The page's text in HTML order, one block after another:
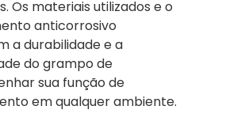
Os materiais utilizados e o
anticorrosivo
a durabilidade e a
do grampo de
sua função de
em qualquer ambiente.